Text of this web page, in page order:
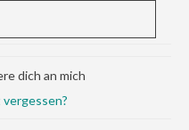
dich an mich